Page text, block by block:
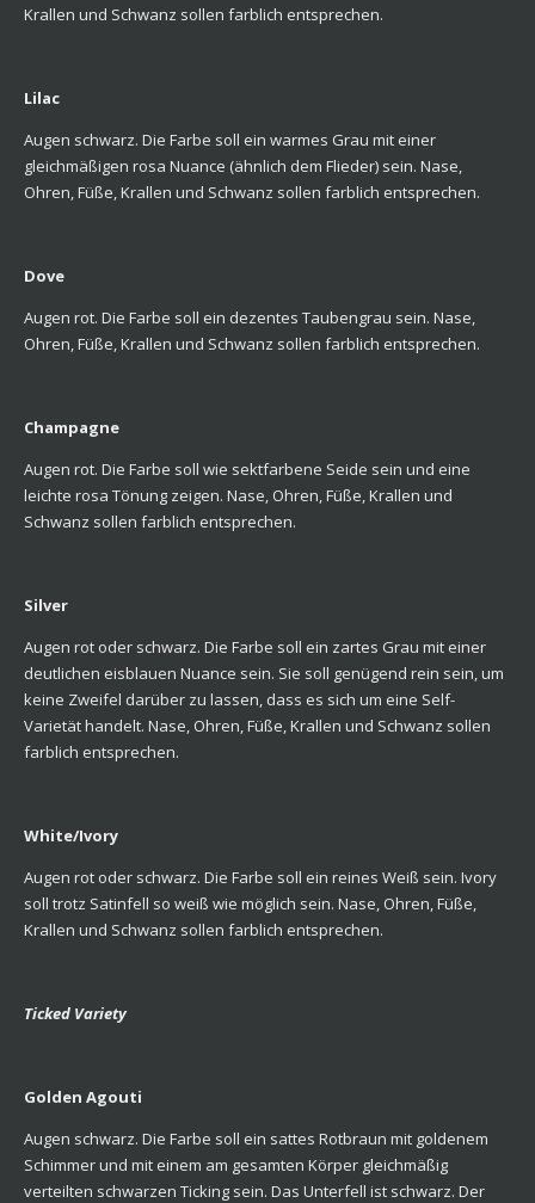
Krallen und Schwanz sollen farblich entsprechen.
Lilac
Augen schwarz. Die Farbe soll ein warmes Grau mit einer
gleichmäßigen rosa Nuance (ähnlich dem Flieder) sein. Nase,
Ohren, Füße, Krallen und Schwanz sollen farblich entsprechen.
Dove
Augen rot. Die Farbe soll ein dezentes Taubengrau sein. Nase,
Ohren, Füße, Krallen und Schwanz sollen farblich entsprechen.
Champagne
Augen rot. Die Farbe soll wie sektfarbene Seide sein und eine
leichte rosa Tönung zeigen. Nase, Ohren, Füße, Krallen und
Schwanz sollen farblich entsprechen.
Silver
Augen rot oder schwarz. Die Farbe soll ein zartes Grau mit einer
deutlichen eisblauen Nuance sein. Sie soll genügend rein sein, um
keine Zweifel darüber zu lassen, dass es sich um eine Self-
Varietät handelt. Nase, Ohren, Füße, Krallen und Schwanz sollen
farblich entsprechen.
White/Ivory
Augen rot oder schwarz. Die Farbe soll ein reines Weiß sein. Ivory
soll trotz Satinfell so weiß wie möglich sein. Nase, Ohren, Füße,
Krallen und Schwanz sollen farblich entsprechen.
Ticked Variety
Golden Agouti
Augen schwarz. Die Farbe soll ein sattes Rotbraun mit goldenem
Schimmer und mit einem am gesamten Körper gleichmäßig
verteilten schwarzen Ticking sein. Das Unterfell ist schwarz. Der